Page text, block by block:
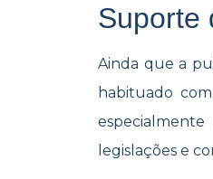
Suporte
Ainda que a
habituado
legislações e